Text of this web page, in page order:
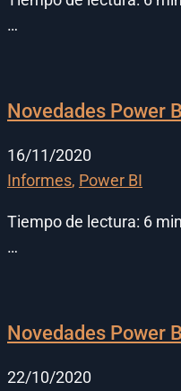
…
Novedades Power
16/11/2020
Informes, Power BI
Tiempo de lectura: 6 min
…
Novedades Power
22/10/2020